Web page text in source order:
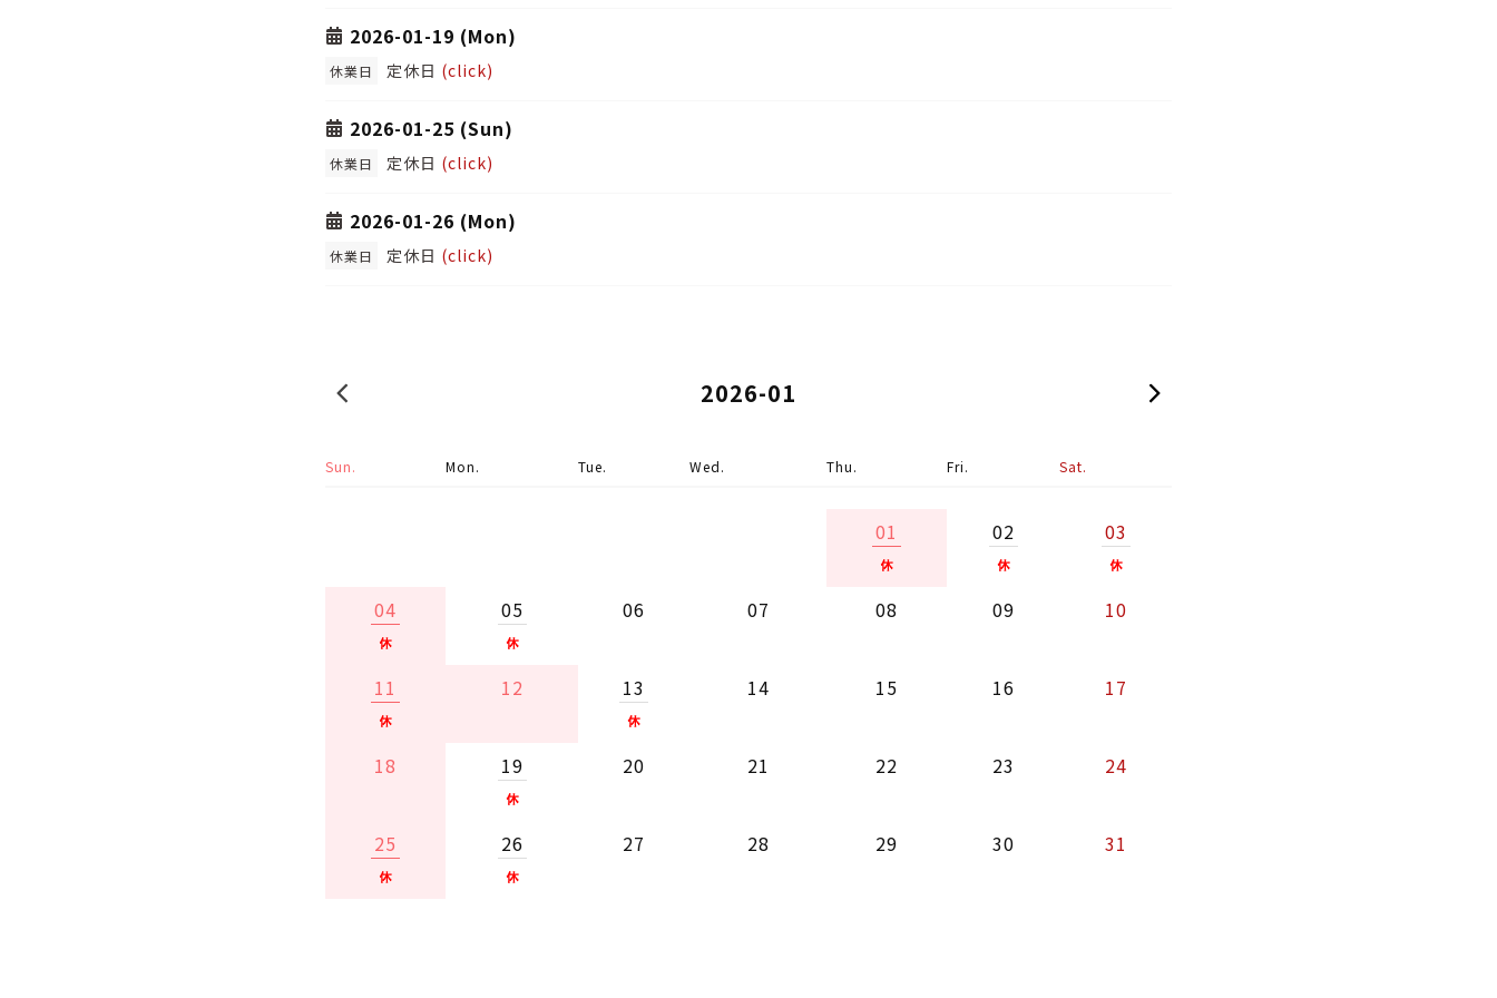
2026-01-19 (Mon)
休業日 定休日 (click)
2026-01-25 (Sun)
休業日 定休日 (click)
2026-01-26 (Mon)
休業日 定休日 (click)
2026-01
Sun. Mon. Tue. Wed. Thu. Fri. Sat.
01 02 03
04 05 06 07 08 09 10
11 12 13 14 15 16 17
18 19 20 21 22 23 24
25 26 27 28 29 30 31